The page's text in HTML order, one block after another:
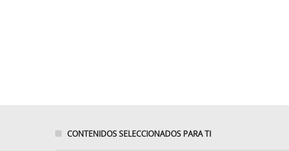
CONTENIDOS SELECCIONADOS PARA TI